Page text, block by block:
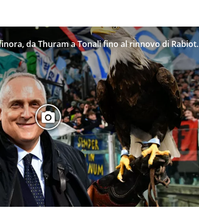
da Thuram a Tonali fino al rinnovo di Rabiot.